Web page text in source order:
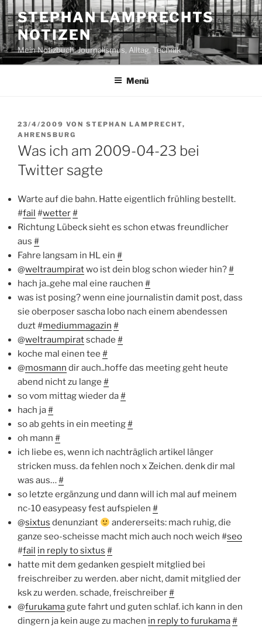
Zum
Inhalt
springen
STEPHAN LAMPRECHTS
NOTIZEN
Mein Notizbuch: Journalismus, Alltag, Technik
Menü
VERÖFFENTLICHT
AM
23/4/2009 VON STEPHAN LAMPRECHT,
AHRENSBURG
Was ich am 2009-04-23 bei
Twitter sagte
Warte auf die bahn. Hatte eigentlich frühling bestellt.
#fail #wetter#
Richtung Lübeck sieht es schon etwas freundlicher
aus #
Fahre langsam in HL ein #
@weltraumpiratwo ist dein blog schon wieder hin?#
hach ja..gehe mal eine rauchen #
was ist posing? wenn eine journalistin damit post, dass
sie oberposer sascha lobo nach einem abendessen
duzt #mediummagazin #
@weltraumpiratschade #
koche mal einen tee #
@mosmann dir auch..hoffe das meeting geht heute
abend nicht zu lange #
so vom mittag wieder da#
hach ja#
so ab gehts in ein meeting#
oh mann #
ich liebe es, wenn ich nachträglich artikel länger
stricken muss. da fehlen noch x Zeichen. denk dir mal
was aus…#
so letzte ergänzung und dann will ich mal auf meinem
nc-10 easypeasy fest aufspielen #
@sixtus denunziant
andererseits: mach ruhig, die
ganze seo-scheisse macht mich auch noch weich #seo
#fail in reply to sixtus #
hatte mit dem gedanken gespielt mitglied bei
freischreiber zu werden. aber nicht, damit mitglied der
ksk zu werden. schade, freischreiber#
@furukamagute fahrt und guten schlaf. ich kann in den
dingern ja kein auge zu machen in reply to furukama#